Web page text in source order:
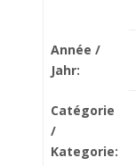
Année /
Jahr:
Catégorie
/
Kategorie: